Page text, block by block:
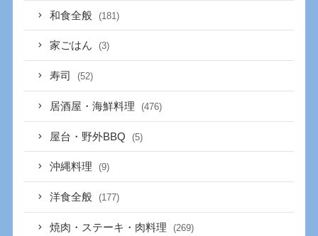
和食全般 (181)
家ごはん (3)
寿司 (52)
居酒屋・海鮮料理 (476)
屋台・野外BBQ (5)
沖縄料理 (9)
洋食全般 (177)
焼肉・ステーキ・肉料理 (269)